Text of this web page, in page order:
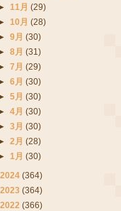
11月(29)
10月(28)
9月(30)
8月(31)
7月(29)
6月(30)
5月(30)
4月(30)
3月(30)
2月(28)
1月(30)
2024 (364)
2023 (364)
2022 (366)